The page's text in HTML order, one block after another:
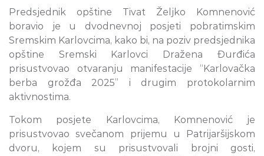
Predsjednik opštine Tivat Željko Komnenović
boravio je u dvodnevnoj posjeti pobratimskim
Sremskim Karlovcima, kako bi, na poziv predsjednika
opštine Sremski Karlovci Dražena Đurđića
prisustvovao otvaranju manifestacije “Karlovačka
berba grožđa 2025” i drugim protokolarnim
aktivnostima.
Tokom posjete Karlovcima, Komnenović je
prisustvovao svečanom prijemu u Patrijaršijskom
dvoru, kojem su prisustvovali brojni gosti,